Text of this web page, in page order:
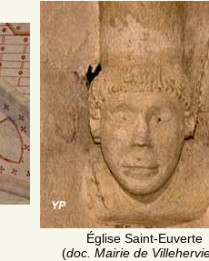
Église Saint-Euverte
(doc. Mairie de